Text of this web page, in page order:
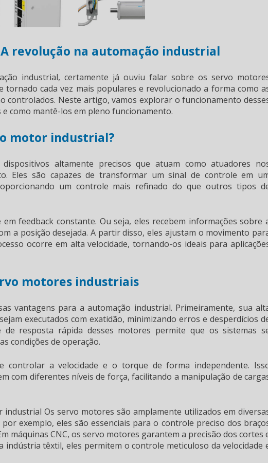
revolução na automação industrial
industrial, certamente já ouviu falar sobre os servo
tornado cada vez mais populares e revolucionado a forma como
controlados. Neste artigo, vamos explorar o funcionamento
como mantê-los em pleno funcionamento.
motor industrial?
altamente precisos que atuam como atuadores
Eles são capazes de transformar um sinal de controle em
um controle mais refinado do que outros tipos
feedback constante. Ou seja, eles recebem informações sobre
a posição desejada. A partir disso, eles ajustam o movimento
ocorre em alta velocidade, tornando-os ideais para
motores industriais
vantagens para a automação industrial. Primeiramente, sua
executados com exatidão, minimizando erros e desperdícios
de resposta rápida desses motores permite que os sistemas
condições de operação.
controlar a velocidade e o torque de forma independente.
com diferentes níveis de força, facilitando a manipulação de
industrial Os servo motores são amplamente utilizados em
exemplo, eles são essenciais para o controle preciso dos
máquinas CNC, os servo motores garantem a precisão dos cortes
indústria têxtil, eles permitem o controle meticuloso da velocidade